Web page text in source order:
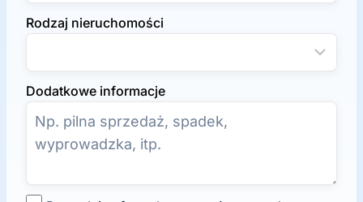
Rodzaj nieruchomości
Dodatkowe informacje